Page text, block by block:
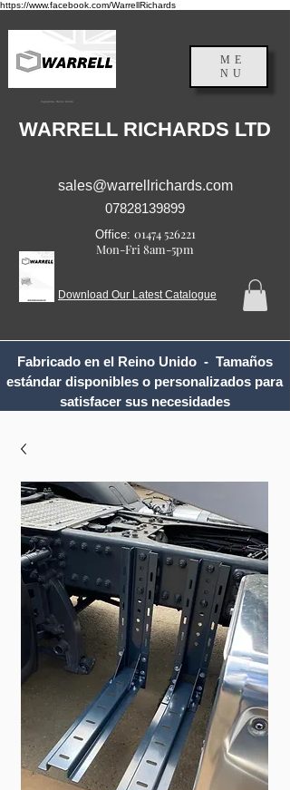
https://www.facebook.com/WarrellRichards
Inglaterra, Reino Unido
ME
NU
WARRELL RICHARDS LTD
sales@warrellrichards.com
07828139899
Office: 01474 526221
Mon-Fri 8am-5pm
Download Our Latest Catalogue
Fabricado en el Reino Unido - Tamaños
estándar disponibles o personalizados para
satisfacer sus necesidades